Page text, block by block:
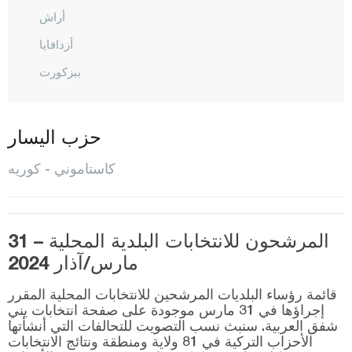
أراش
أزدافايا
ببزكورت
جيدا
ديفريكاني
هانون
إحسان غازي
إينيه بولو
كوريه
حزب اليسار
كاستاموني - كوريه
المرشحون للانتخابات البلدية المحلية – 31
مارس/آذار 2024
قائمة رؤساء البلديات المرشحين للانتخابات المحلية المقرر
إجراؤها في 31 مارس موجودة على صفحة انتخابات يني
شفق العربية. سنبث نسب التصويت للتحالفات التي أنشأتها
الأحزاب التركية في 81 ولاية ومنطقة ونتائج الانتخابات